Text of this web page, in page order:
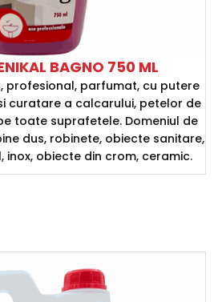
BAGNO 750 ML
profesional, parfumat, cu putere
curatare a calcarului, petelor de
toate suprafetele. Domeniul de
dus, robinete, obiecte sanitare,
inox, obiecte din crom, ceramic.